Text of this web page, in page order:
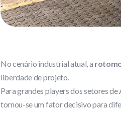
No cenário industrial atual, a
liberdade de projeto.
Para grandes players dos setores
tornou-se um fator decisivo para